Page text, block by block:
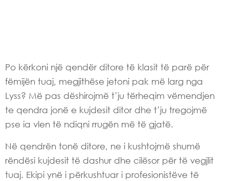
Po kërkoni një qendër ditore të klasit të parë për
fëmijën tuaj, megjithëse jetoni pak më larg nga
Lyss? Më pas dëshirojmë t’ju tërheqim vëmendjen
te qendra jonë e kujdesit ditor dhe t’ju tregojmë
pse ia vlen të ndiqni rrugën më të gjatë.
Në qendrën tonë ditore, ne i kushtojmë shumë
rëndësi kujdesit të dashur dhe cilësor për të vegjlit
tuaj. Ekipi ynë i përkushtuar i profesionistëve të